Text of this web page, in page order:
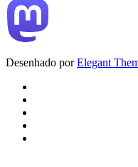
Desenhado porElegant